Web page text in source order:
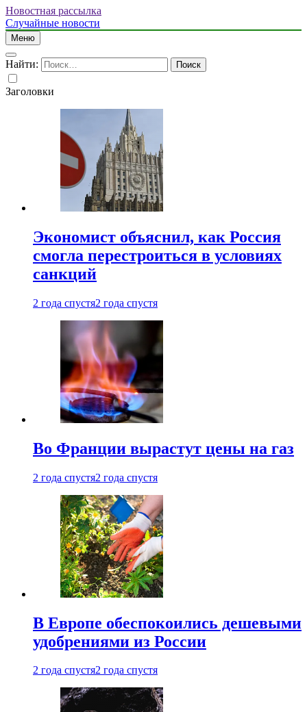
Новостная рассылка
Случайные новости
Меню
Найти:
Заголовки
Экономист объяснил, как Россия
смогла перестроиться в условиях
санкций
2 года спустя2 года спустя
Во Франции вырастут цены на газ
2 года спустя2 года спустя
В Европе обеспокоились дешевыми
удобрениями из России
2 года спустя2 года спустя